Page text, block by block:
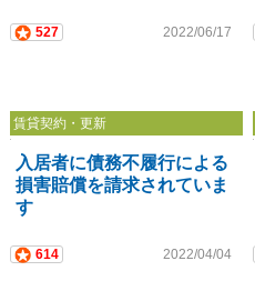
527 2022/06/17
賃貸契約・更新
入居者に債務不履行による
損害賠償を請求されていま
す
614 2022/04/04